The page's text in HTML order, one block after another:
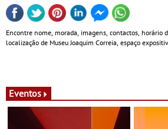
Encontre nome, morada, imagens, contactos, horário
localização de Museu Joaquim Correia, espaço
Eventos